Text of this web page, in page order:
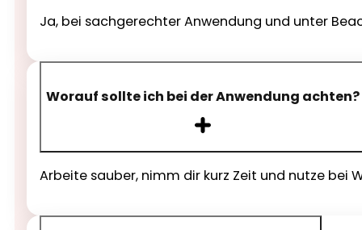
Ja, bei sachgerechter Anwendung und unter
Worauf sollte ich bei der Anwendung achten?
Arbeite sauber, nimm dir kurz Zeit und nutze